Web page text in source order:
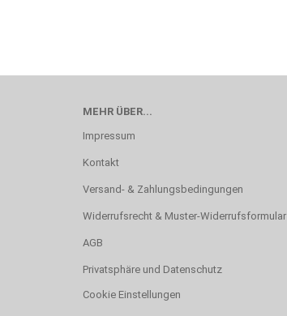
MEHR ÜBER...
Impressum
Kontakt
Versand- & Zahlungsbedingungen
Widerrufsrecht & Muster-Widerrufsformular
AGB
Privatsphäre und Datenschutz
Cookie Einstellungen